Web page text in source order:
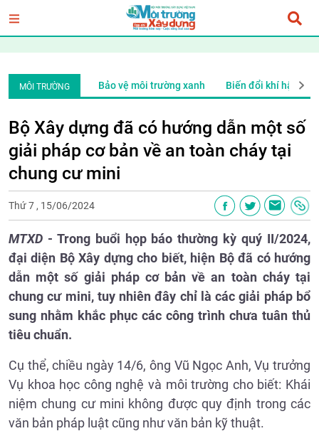
MÔI TRƯỜNG
Ý tưởng mới Bảo vệ môi trường xanh Biến đổi khí hậu
Bộ Xây dựng đã có hướng dẫn một số
giải pháp cơ bản về an toàn cháy tại
chung cư mini
Thứ 7 , 15/06/2024
MTXD - Trong buổi họp báo thường kỳ quý II/2024,
đại diện Bộ Xây dựng cho biết, hiện Bộ đã có hướng
dẫn một số giải pháp cơ bản về an toàn cháy tại
chung cư mini, tuy nhiên đây chỉ là các giải pháp bổ
sung nhằm khắc phục các công trình chưa tuân thủ
tiêu chuẩn.
Cụ thể, chiều ngày 14/6, ông Vũ Ngọc Anh, Vụ trưởng
Vụ khoa học công nghệ và môi trường cho biết: Khái
niệm chung cư mini không được quy định trong các
văn bản pháp luật cũng như văn bản kỹ thuật.